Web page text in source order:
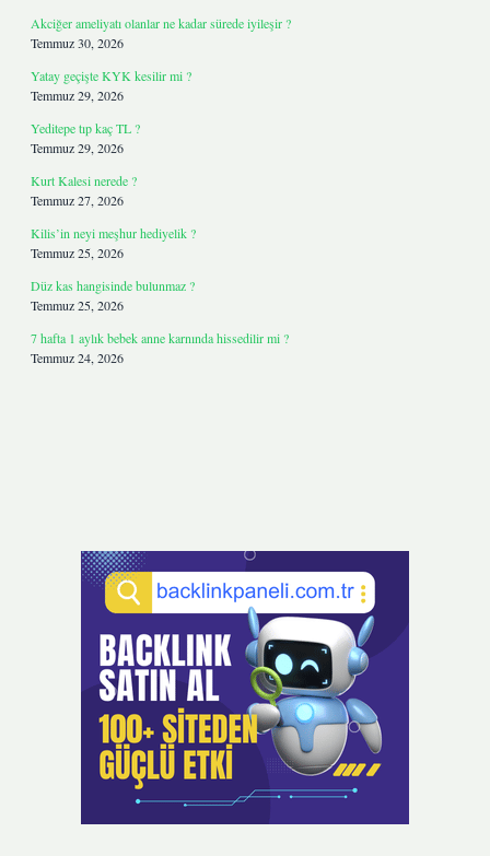
Akciğer ameliyatı olanlar ne kadar sürede iyileşir ?
Temmuz 30, 2026
Yatay geçişte KYK kesilir mi ?
Temmuz 29, 2026
Yeditepe tıp kaç TL ?
Temmuz 29, 2026
Kurt Kalesi nerede ?
Temmuz 27, 2026
Kilis’in neyi meşhur hediyelik ?
Temmuz 25, 2026
Düz kas hangisinde bulunmaz ?
Temmuz 25, 2026
7 hafta 1 aylık bebek anne karnında hissedilir mi ?
Temmuz 24, 2026